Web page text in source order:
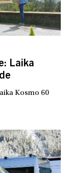
Laika
Kosmo 60